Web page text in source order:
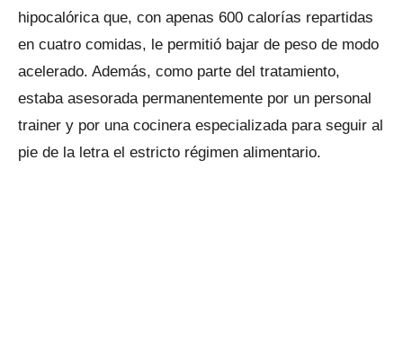
hipocalórica que, con apenas 600 calorías repartidas
en cuatro comidas, le permitió bajar de peso de modo
acelerado. Además, como parte del tratamiento,
estaba asesorada permanentemente por un personal
trainer y por una cocinera especializada para seguir al
pie de la letra el estricto régimen alimentario.